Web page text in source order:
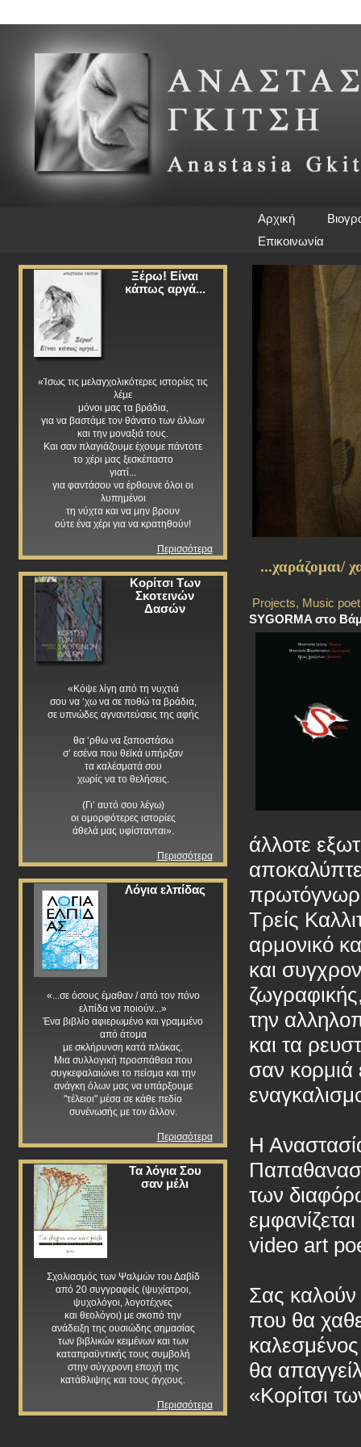
Αρχική
Επικοινωνία
Ξέρω! Είναι
κάπως αργά...
«Ίσως τις μελαγχολικότερες ιστορίες τις
λέμε
μόνοι μας τα βράδια,
για να βαστάμε τον θάνατο των άλλων
και την μοναξιά τους.
Και σαν πλαγιάζουμε έχουμε πάντοτε
το χέρι μας ξεσκέπαστο
γιατί...
για φαντάσου να έρθουνε όλοι οι
λυπημένοι
τη νύχτα και να μην βρουν
ούτε ένα χέρι για να κρατηθούν!
Περισσότερα
Κορίτσι Των
Σκοτεινών
Δασών
«Κόψε λίγη από τη νυχτιά
σου να ‘χω να σε ποθώ τα βράδια,
σε υπνώδες αγναντεύσεις της αφής
θα ‘ρθω να ξαποστάσω
σ’ εσένα που θεϊκά υπήρξαν
τα καλέσματά σου
χωρίς να το θελήσεις.
(Γι’ αυτό σου λέγω)
οι ομορφότερες ιστορίες
άθελά μας υφίστανται».
Περισσότερα
Λόγια ελπίδας
«...σε όσους έμαθαν / από τον πόνο
ελπίδα να ποιούν...»
Ένα βιβλίο αφιερωμένο και γραμμένο
από άτομα
με σκλήρυνση κατά πλάκας.
Μια συλλογική προσπάθεια που
συγκεφαλαιώνει το πείσμα και την
ανάγκη όλων μας να υπάρξουμε
"τέλειοι" μέσα σε κάθε πεδίο
συνένωσής με τον άλλον.
Περισσότερα
Τα λόγια Σου
σαν μέλι
Σχολιασμός των Ψαλμών του Δαβίδ
από 20 συγγραφείς (ψυχίατροι,
ψυχολόγοι, λογοτέχνες
και θεολόγοι) με σκοπό την
ανάδειξη της ουσιώδης σημασίας
των βιβλικών κειμένων και των
καταπραϋντικής τους συμβολή
στην σύγχρονη εποχή της
κατάθλιψης και τους άγχους.
Περισσότερα
...χαράζομαι/
Projects, Music
SYGORMA στο
άλλοτε
Τρείς
αρμονικό
και
την
και τα
σαν κορμιά
Η
των
video art
Σας καλούν
που θα
θα
«Κορίτσι